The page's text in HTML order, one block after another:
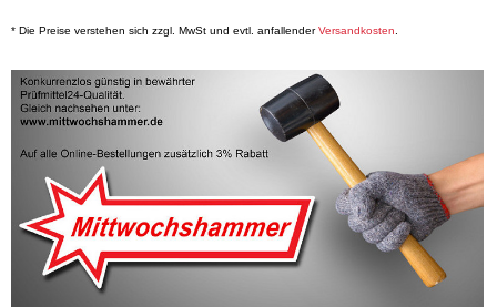
* Die Preise verstehen sich zzgl. MwSt und evtl. anfallenderVersandkosten